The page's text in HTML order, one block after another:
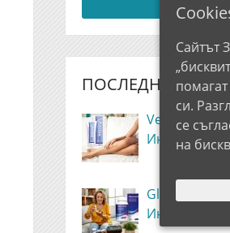
ПОСЛЕДНИ
Vezolax
Glyvonorm
Инструкция,
Сайтът
си.
се
на